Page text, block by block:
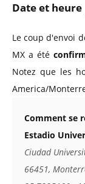
Date et heure
Le coup d'envoi
MX a été
Notez que les
America/
Comment se
Estadio
Ciudad
66451,